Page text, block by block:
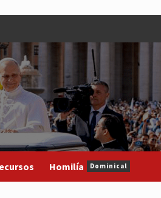
Homilía Dominical